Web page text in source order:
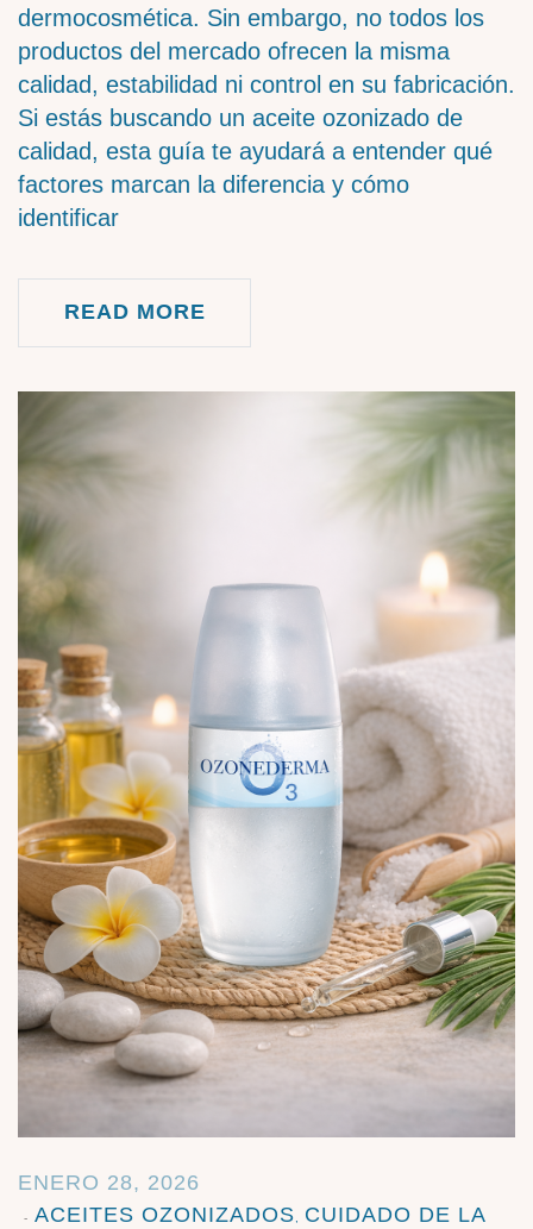
dermocosmética. Sin embargo, no todos los
productos del mercado ofrecen la misma
calidad, estabilidad ni control en su fabricación.
Si estás buscando un aceite ozonizado de
calidad, esta guía te ayudará a entender qué
factores marcan la diferencia y cómo
identificar
READ MORE
ENERO 28, 2026
ACEITES OZONIZADOS CUIDADO DE LA